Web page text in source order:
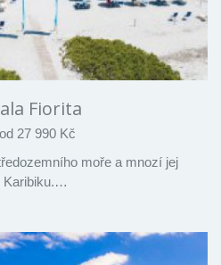
Fiorita
27 990 Kč
moře a mnozí jej
Karibiku.…